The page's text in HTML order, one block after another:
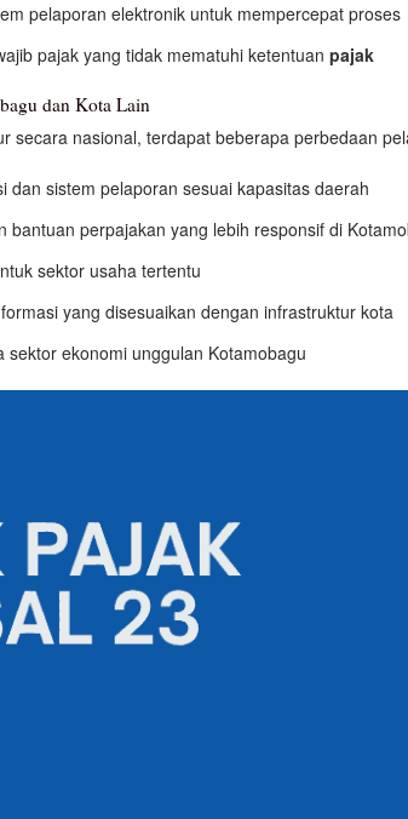
pelaporan elektronik untuk mempercepat proses
pajak yang tidak mematuhi ketentuan pajak
dan Kota Lain
secara nasional, terdapat beberapa perbedaan
dan sistem pelaporan sesuai kapasitas daerah
bantuan perpajakan yang lebih responsif di
sektor usaha tertentu
yang disesuaikan dengan infrastruktur kota
sektor ekonomi unggulan Kotamobagu